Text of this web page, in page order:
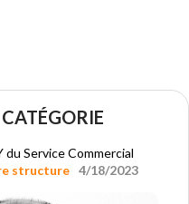
du Service Commercial
structure 4/18/2023